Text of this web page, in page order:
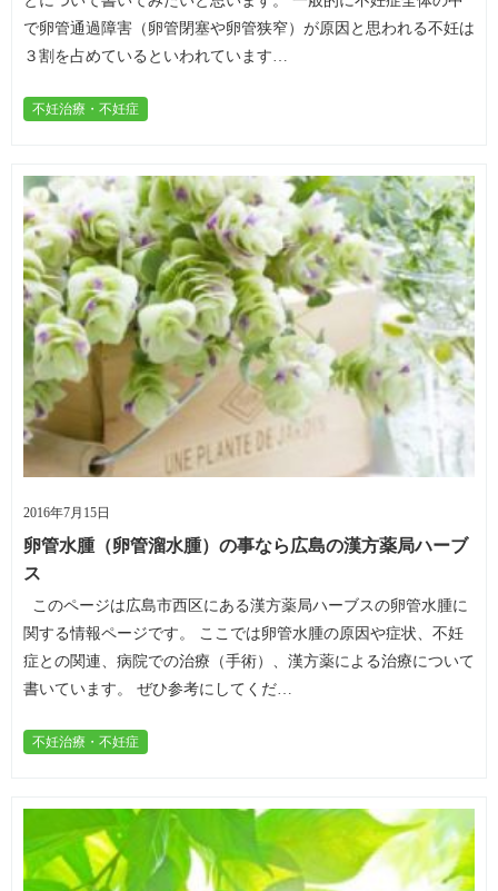
で卵管通過障害（卵管閉塞や卵管狭窄）が原因と思われる不妊は
３割を占めているといわれています…
不妊治療・不妊症
2016年7月15日
卵管水腫（卵管溜水腫）の事なら広島の漢方薬局ハーブ
ス
このページは広島市西区にある漢方薬局ハーブスの卵管水腫に
関する情報ページです。 ここでは卵管水腫の原因や症状、不妊
症との関連、病院での治療（手術）、漢方薬による治療について
書いています。 ぜひ参考にしてくだ…
不妊治療・不妊症